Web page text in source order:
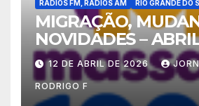
RÁDIOS FM, RÁDIOS AM
RIO GRANDE DO
MIGRAÇÃO,
NOVIDADES –
12 DE ABRIL DE 2026
RODRIGO F